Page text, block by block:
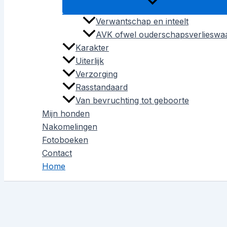
Verwantschap en inteelt
AVK ofwel
Karakter
Uiterlijk
Verzorging
Rasstandaard
Van bevruchting tot geboorte
Mijn honden
Nakomelingen
Fotoboeken
Contact
Home